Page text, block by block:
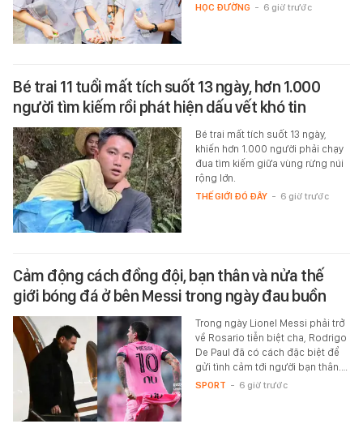
HỌC ĐƯỜNG - 6 giờ trước
Bé trai 11 tuổi mất tích suốt 13 ngày, hơn 1.000
người tìm kiếm rồi phát hiện dấu vết khó tin
Bé trai mất tích suốt 13 ngày,
khiến hơn 1.000 người phải chạy
đua tìm kiếm giữa vùng rừng núi
rộng lớn.
THẾ GIỚI ĐÓ ĐÂY - 6 giờ trước
Cảm động cách đồng đội, bạn thân và nửa thế
giới bóng đá ở bên Messi trong ngày đau buồn
Trong ngày Lionel Messi phải trở
về Rosario tiễn biệt cha, Rodrigo
De Paul đã có cách đặc biệt để
gửi tình cảm tới người bạn thân.…
SPORT - 6 giờ trước